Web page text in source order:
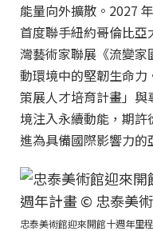
能量向外擴散。2027
首度聯手紐約哥倫比
灣藝術家聯展《流變
動環境中的堅韌生命
策展人才培育計畫」
境注入永續動能，期
進為具備國際影響力的
忠泰美術館迎來開館十週年里